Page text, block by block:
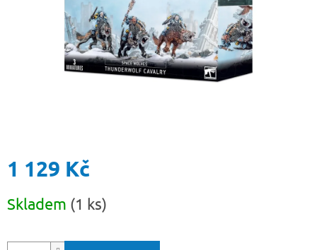
1 129 Kč
cena:
Skladem (1 ks)